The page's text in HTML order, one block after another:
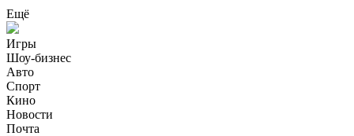
Ещё
Игры
Шоу-бизнес
Авто
Спорт
Кино
Новости
Почта